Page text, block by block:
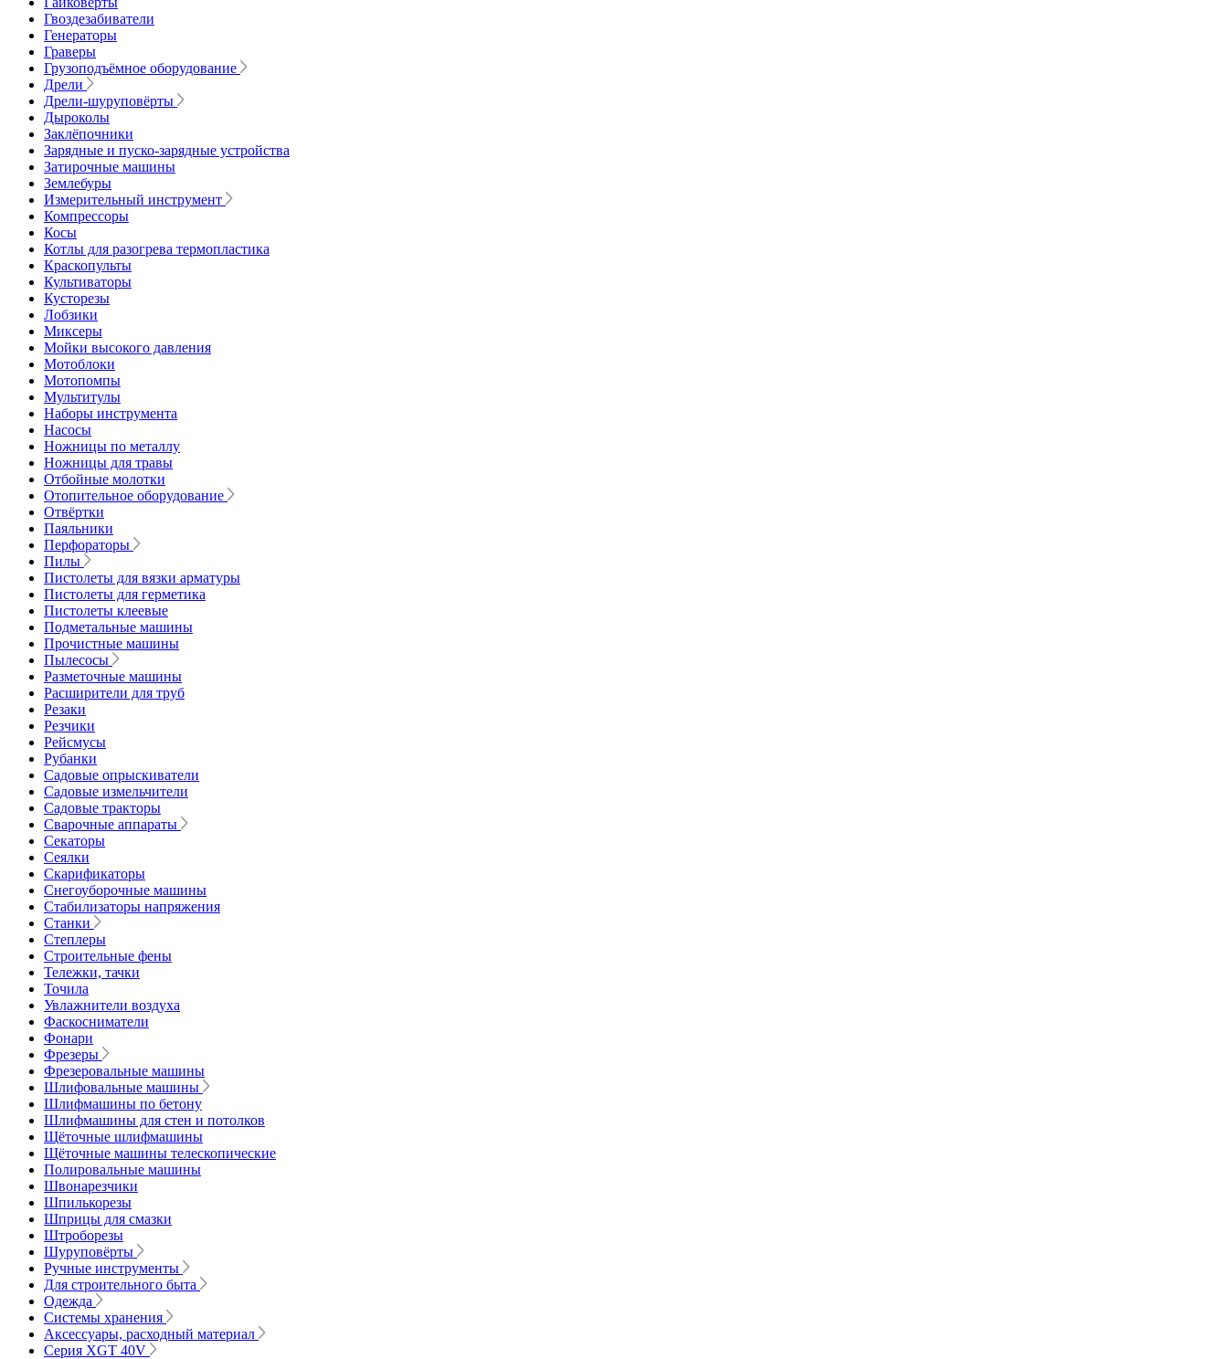
Гвоздезабиватели
Генераторы
Граверы
Грузоподъёмное оборудование
Дрели
Дрели-шуруповёрты
Дыроколы
Заклёпочники
Зарядные и пуско-зарядные устройства
Затирочные машины
Землебуры
Измерительный инструмент
Компрессоры
Косы
Котлы для разогрева термопластика
Краскопульты
Культиваторы
Кусторезы
Лобзики
Миксеры
Мойки высокого давления
Мотоблоки
Мотопомпы
Мультитулы
Наборы инструмента
Насосы
Ножницы по металлу
Ножницы для травы
Отбойные молотки
Отопительное оборудование
Отвёртки
Паяльники
Перфораторы
Пилы
Пистолеты для вязки арматуры
Пистолеты для герметика
Пистолеты клеевые
Подметальные машины
Прочистные машины
Пылесосы
Разметочные машины
Расширители для труб
Резаки
Резчики
Рейсмусы
Рубанки
Садовые опрыскиватели
Садовые измельчители
Садовые тракторы
Сварочные аппараты
Секаторы
Сеялки
Скарификаторы
Снегоуборочные машины
Стабилизаторы напряжения
Станки
Степлеры
Строительные фены
Тележки, тачки
Точила
Увлажнители воздуха
Фаскосниматели
Фонари
Фрезеры
Фрезеровальные машины
Шлифовальные машины
Шлифмашины по бетону
Шлифмашины для стен и потолков
Щёточные шлифмашины
Щёточные машины телескопические
Полировальные машины
Швонарезчики
Шпилькорезы
Шприцы для смазки
Штроборезы
Шуруповёрты
Ручные инструменты
Для строительного быта
Одежда
Системы хранения
Аксессуары, расходный материал
Серия XGT 40V